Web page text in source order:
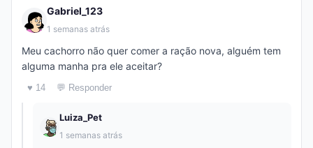
Gabriel_123
1 semanas atrás
Meu cachorro não quer comer a ração nova, alguém tem
alguma manha pra ele aceitar?
♥ 14 💬 Responder
Luiza_Pet
1 semanas atrás